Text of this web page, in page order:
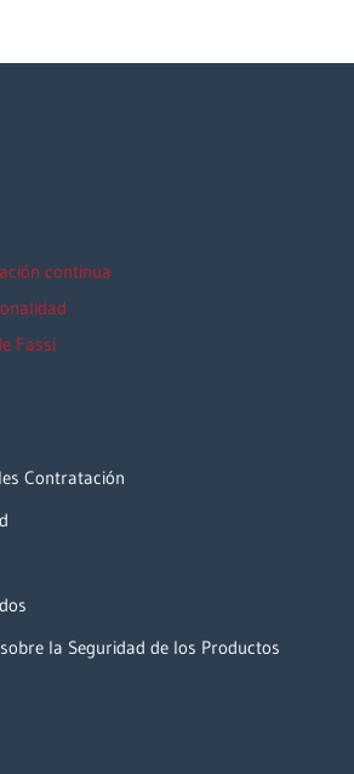
continua
Fassi
Contratación
la Seguridad de los Productos